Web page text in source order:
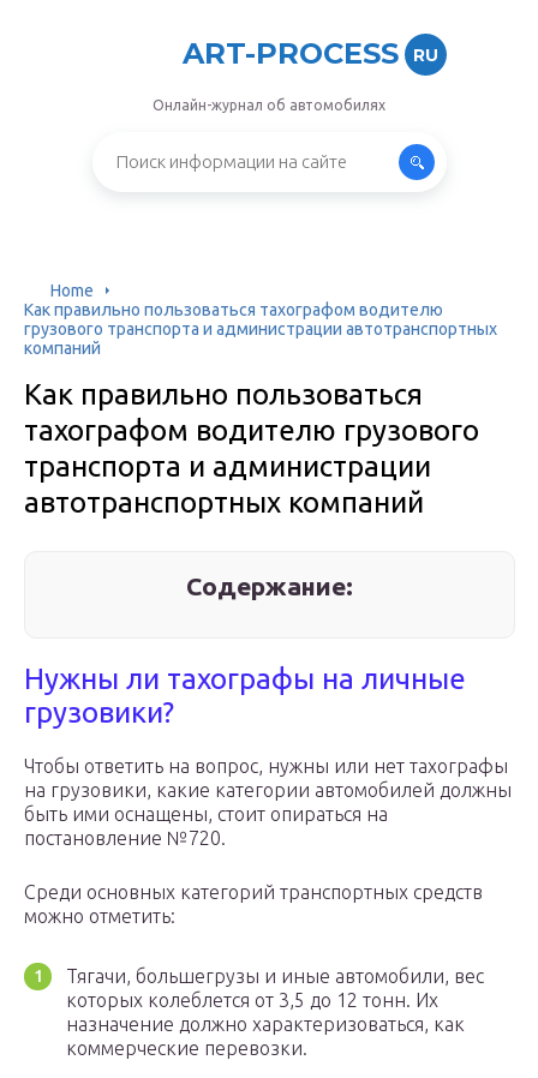
ART-PROCESS RU
Онлайн-журнал об автомобилях
Home
Как правильно пользоваться тахографом водителю
грузового транспорта и администрации автотранспортных
компаний
Как правильно пользоваться
тахографом водителю грузового
транспорта и администрации
автотранспортных компаний
Содержание:
Нужны ли тахографы на личные
грузовики?
Чтобы ответить на вопрос, нужны или нет тахографы
на грузовики, какие категории автомобилей должны
быть ими оснащены, стоит опираться на
постановление №720.
Среди основных категорий транспортных средств
можно отметить:
Тягачи, большегрузы и иные автомобили, вес
которых колеблется от 3,5 до 12 тонн. Их
назначение должно характеризоваться, как
коммерческие перевозки.